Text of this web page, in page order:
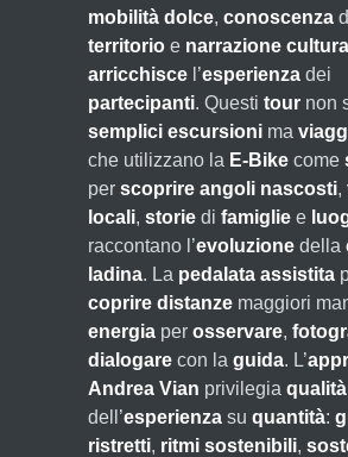
mobilità dolce, conoscenza
territorio e narrazione
arricchisce l’esperienza dei
partecipanti. Questi tour non
semplici escursioni ma
che utilizzano la E-Bike come
per scoprire angoli nascosti,
locali, storie di famiglie e
raccontano l’evoluzione della
ladina. La pedalata assistita
coprire distanze maggiori
energia per osservare,
dialogare con la guida. L’
Andrea Vian privilegia qualità
dell’esperienza su quantità:
ristretti, ritmi sostenibili,